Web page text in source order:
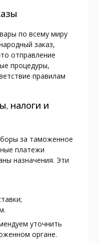
по всему миру
заказ,
отправление
процедуры,
правилам
налоги и
за таможенное
платежи
назначения. Эти
уточнить
органе.